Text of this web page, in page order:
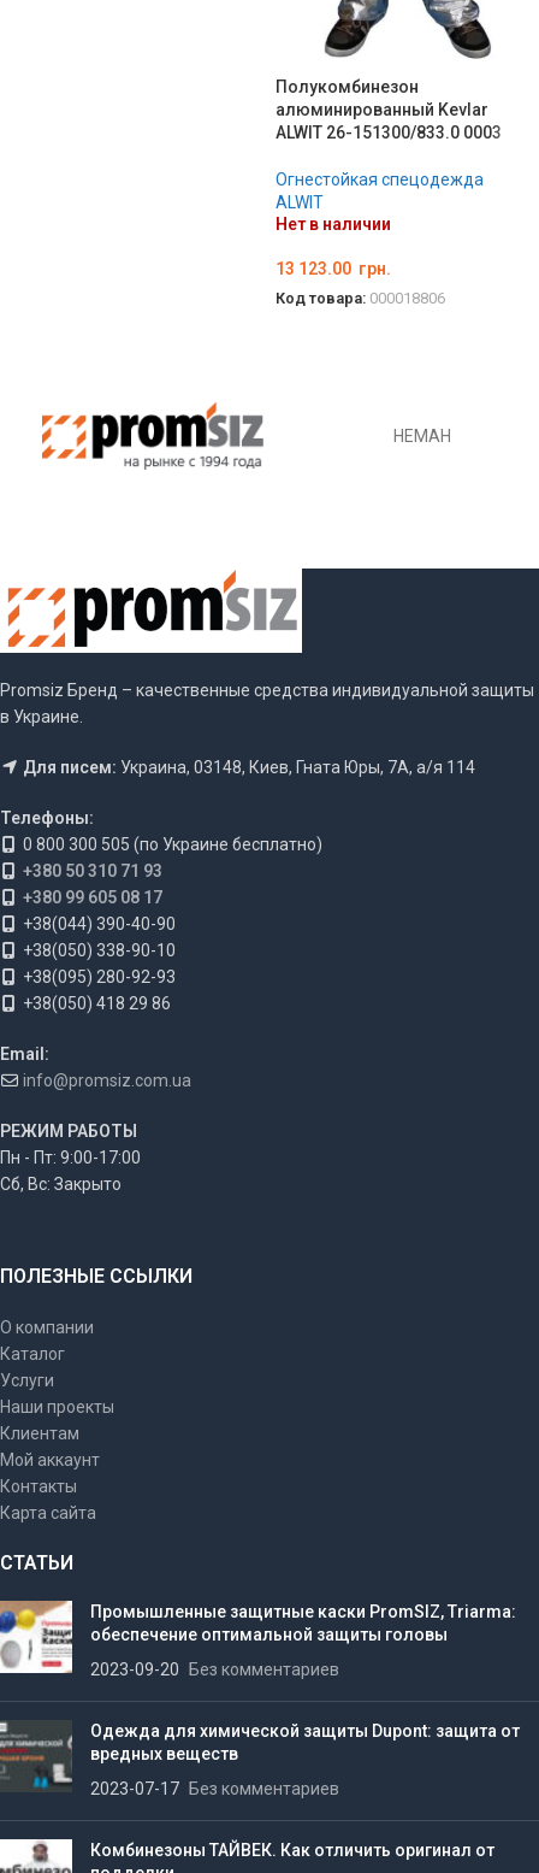
Полукомбинезон
алюминированный Kevlar
ALWIT 26-151300/833.0 0003
Огнестойкая спецодежда
ALWIT
Нет в наличии
13 123.00 грн.
Код товара: 000018806
НЕМАН
Promsiz Бренд – качественные средства индивидуальной защиты
в Украине.
Для писем: Украина, 03148, Киев, Гната Юры, 7А, а/я 114
Телефоны:
0 800 300 505 (по Украине бесплатно)
+380 50 310 71 93
+380 99 605 08 17
+38(044) 390-40-90
+38(050) 338-90-10
+38(095) 280-92-93
+38(050) 418 29 86
Email:
info@promsiz.com.ua
РЕЖИМ РАБОТЫ
Пн - Пт: 9:00-17:00
Сб, Вс: Закрыто
ПОЛЕЗНЫЕ ССЫЛКИ
О компании
Каталог
Услуги
Наши проекты
Клиентам
Мой аккаунт
Контакты
Карта сайта
СТАТЬИ
Промышленные защитные каски PromSIZ, Triarma:
обеспечение оптимальной защиты головы
2023-09-20
Без комментариев
Одежда для химической защиты Dupont: защита от
вредных веществ
2023-07-17
Без комментариев
Комбинезоны ТАЙВЕК. Как отличить оригинал от